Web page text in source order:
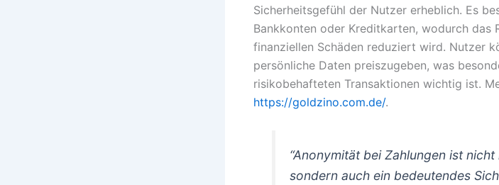
Sicherheitsgefühl der Nutzer erheblich. Es
Bankkonten oder Kreditkarten, wodurch das
finanziellen Schäden reduziert wird. Nutzer
persönliche Daten preiszugeben, was
risikobehafteten Transaktionen wichtig ist.
https://goldzino.com.de/.
“Anonymität bei Zahlungen ist
sondern auch ein bedeutendes